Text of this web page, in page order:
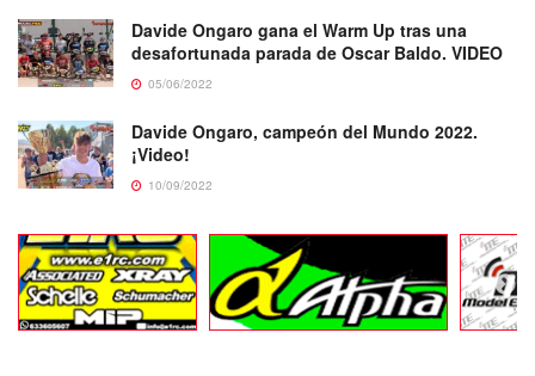
Davide Ongaro gana el Warm Up tras una
desafortunada parada de Oscar Baldo. VIDEO
05/06/2022
Davide Ongaro, campeón del Mundo 2022.
¡Video!
10/09/2022